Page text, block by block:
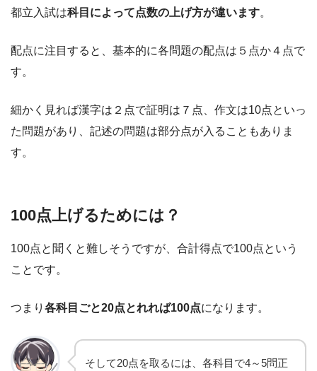
都立入試は科目によって点数の上げ方が違います。
配点に注目すると、基本的に各問題の配点は５点か４点で
す。
細かく見れば漢字は２点で証明は７点、作文は10点といっ
た問題があり、記述の問題は部分点が入ることもありま
す。
100点上げるためには？
100点と聞くと難しそうですが、合計得点で100点という
ことです。
つまり 各科目ごと20点とれれば100点になります。
そして20点を取るには、各科目で4～5問正